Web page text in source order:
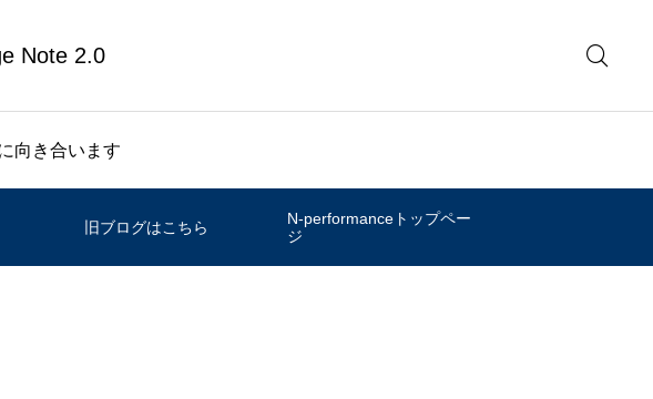
Note 2.0
向き合います
旧ブログはこちら
N-performanceトップペー
ジ